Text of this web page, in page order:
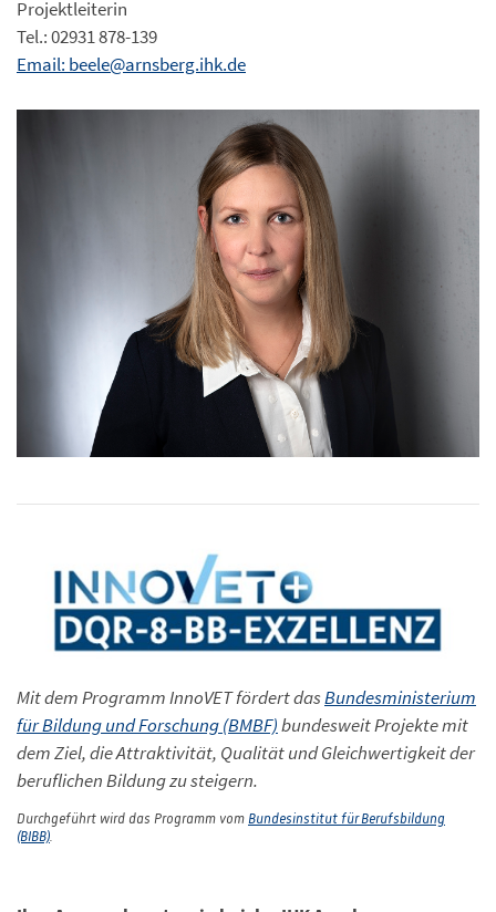
Projektleiterin
Tel.: 02931 878-139
Email: beele@arnsberg.ihk.de
Mit dem Programm InnoVET fördert dasBundesministerium
für Bildung und Forschung (BMBF)bundesweit Projekte mit
dem Ziel, die Attraktivität, Qualität und Gleichwertigkeit der
beruflichen Bildung zu steigern.
Durchgeführt wird das Programm vom Bundesinstitut für Berufsbildung
(BIBB).